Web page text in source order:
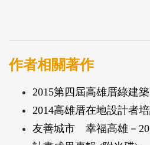
達到節能及空氣淨化等環境
向，以「安全、宜居」空氣
態綠廊，提供鳥類及蜜蜂等昆
環境更好。
作者相關著作
2015第四屆高雄厝綠建
2014高雄厝在地設計者
友善城市 幸福高雄－